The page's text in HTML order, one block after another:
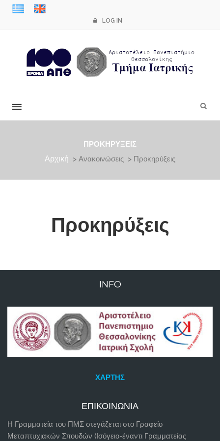
LOG IN
×
ΠΡΟΚΗΡΎΞΕΙΣ
Αρχική > Ανακοινώσεις > Προκηρύξεις
Προκηρύξεις
INFO
ΧΆΡΤΗΣ
ΕΠΙΚΟΙΝΩΝΊΑ
Η Γραμματεία του ΠΜΣ στεγάζεται στο Γραφείο
Μεταπτυχιακών Σπουδών (Ισόγειο-έναντι Γραμματείας